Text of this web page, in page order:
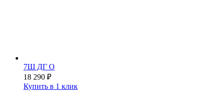
7Ш ДГ О
18 290 ₽
Купить в 1 клик